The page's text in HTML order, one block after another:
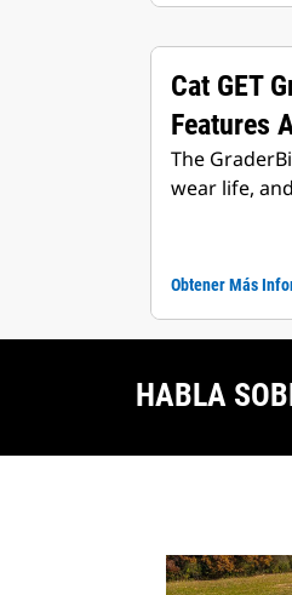
Cat GET
Features
The
wear life,
Obtener Más
HABLA